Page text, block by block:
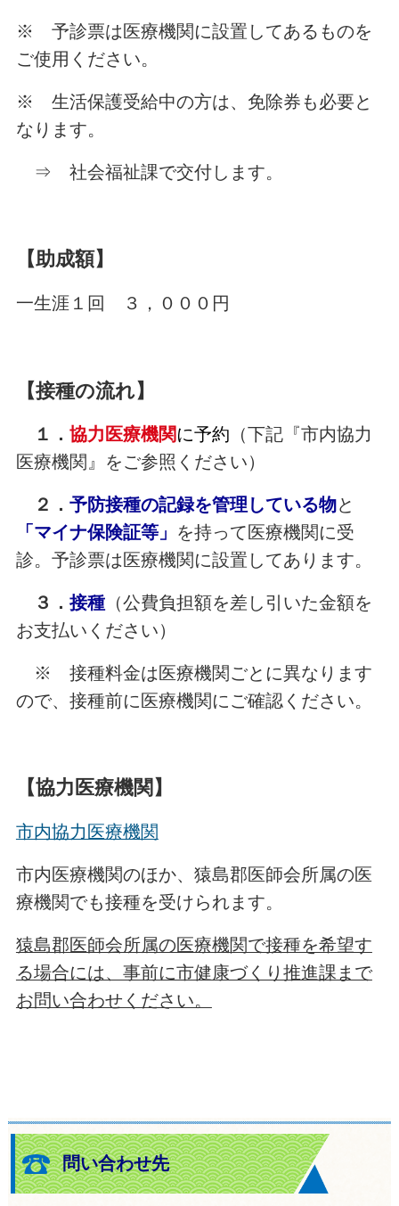
※ 予診票は医療機関に設置してあるものを
ご使用ください。
※ 生活保護受給中の方は、免除券も必要と
なります。
⇒ 社会福祉課で交付します。
【助成額】
一生涯１回 ３，０００円
【接種の流れ】
１． 協力医療機関に予約 （下記『市内協力
医療機関』をご参照ください）
２． 予防接種の記録を管理している物と
「 マイナ保険証等」 を持って医療機関に受
診。予診票は医療機関に設置してあります。
３． 接種（公費負担額を差し引いた金額を
お支払いください）
※ 接種料金は医療機関ごとに異なります
ので、接種前に医療機関にご確認ください。
【協力医療機関】
市内協力医療機関
市内医療機関のほか、猿島郡医師会所属の医
療機関でも接種を受けられます。
猿島郡医師会所属の医療機関で接種を希望す
る場合には、事前に市健康づくり推進課まで
お問い合わせください。
問い合わせ先